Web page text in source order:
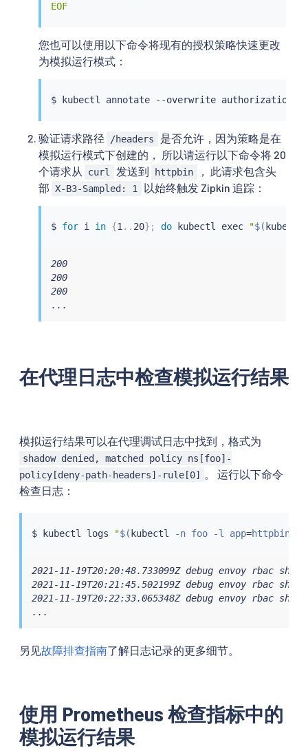
EOF
您也可以使用以下命令将现有的授权策略快速更改
为模拟运行模式：
$ kubectl annotate --overwrite
验证请求路径 /headers
是否允许，因为策略是在
模拟运行模式下创建的， 所以请运行以下命令将 20
个请求从
curl 发送到 httpbin
， 此请求包含头
部 X-B3-Sampled: 1 以始终触发 Zipkin 追踪：
$ for i in {1 .. 20} ; do kubectl exec "$( kubectl
200
200
200
...
在代理日志中检查模拟运行结果
模拟运行结果可以在代理调试日志中找到，格式为
shadow denied, matched policy ns[foo]-
policy[deny-path-headers]-rule[0]
。 运行以下命令
检查日志：
$ kubectl logs "$( kubectl -n foo -l app=httpbin
2021-11-19T20:20:48.733099Z debug envoy rbac
2021-11-19T20:21:45.502199Z debug envoy rbac
2021-11-19T20:22:33.065348Z debug envoy rbac
...
另见故障排查指南了解日志记录的更多细节。
使用 Prometheus 检查指标中的
模拟运行结果